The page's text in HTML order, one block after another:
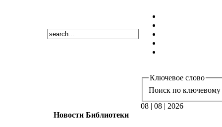
Ключевое слово
Поиск по ключевому
08 | 08 | 2026
Новости Библиотеки